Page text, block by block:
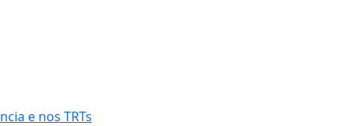
e nos TRTs